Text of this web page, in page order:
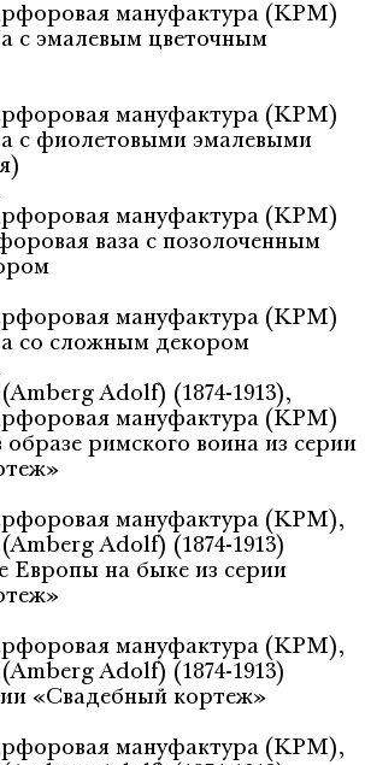
мануфактура (KPM)
с эмалевым цветочным
мануфактура (KPM)
с фиолетовыми эмалевыми
мануфактура (KPM)
ваза с позолоченным
мануфактура (KPM)
со сложным декором
Adolf) (1874-1913),
мануфактура (KPM)
римского воина из серии
мануфактура (KPM),
Adolf) (1874-1913)
Европы на быке из серии
мануфактура (KPM),
Adolf) (1874-1913)
«Свадебный кортеж»
мануфактура (KPM),